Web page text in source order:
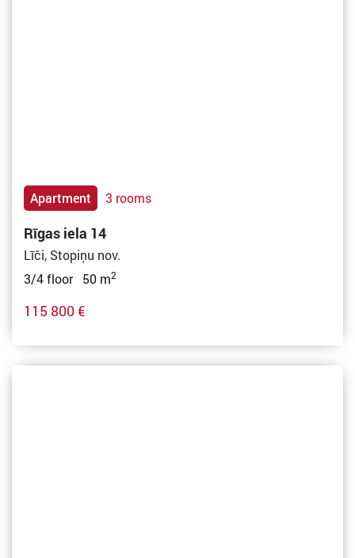
Apartment 3 rooms
Rīgas iela 14
Līči, Stopiņu nov.
3/4 floor 50 m2
115 800 €